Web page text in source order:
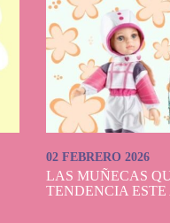
02 FEBRERO 2026
LAS MUÑECAS
TENDENCIA ESTE